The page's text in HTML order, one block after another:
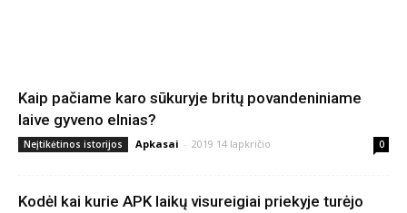
Kaip pačiame karo sūkuryje britų povandeniniame
laive gyveno elnias?
Neįtikėtinos istorijos Apkasai - 2019 14 lapkričio 0
Kodėl kai kurie APK laikų visureigiai priekyje turėjo